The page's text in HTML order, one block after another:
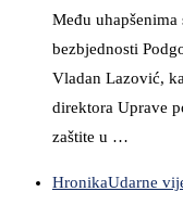
Među
bezbjednosti
Vladan Lazović,
direktora Uprave
zaštite u …
HronikaUdarne